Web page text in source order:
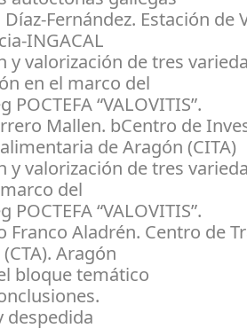
Fernández. Estación de
INGACAL
y valorización de tres
en el marco del
“VALOVITIS”.
Mallen. bCentro de
de Aragón (CITA)
y valorización de tres
del
“VALOVITIS”.
Franco Aladrén. Centro de
Aragón
bloque temático
despedida